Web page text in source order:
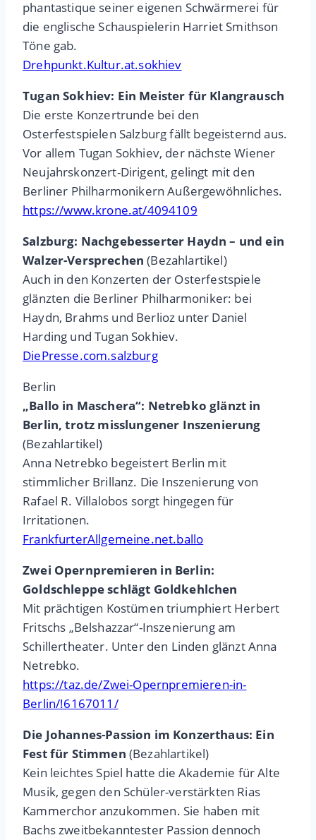
phantastique seiner eigenen Schwärmerei für
die englische Schauspielerin Harriet Smithson
Töne gab.
Drehpunkt.Kultur.at.sokhiev
Tugan Sokhiev: Ein Meister für Klangrausch
Die erste Konzertrunde bei den
Osterfestspielen Salzburg fällt begeisternd aus.
Vor allem Tugan Sokhiev, der nächste Wiener
Neujahrskonzert-Dirigent, gelingt mit den
Berliner Philharmonikern Außergewöhnliches.
https://www.krone.at/4094109
Salzburg: Nachgebesserter Haydn – und ein
Walzer-Versprechen (Bezahlartikel)
Auch in den Konzerten der Osterfestspiele
glänzten die Berliner Philharmoniker: bei
Haydn, Brahms und Berlioz unter Daniel
Harding und Tugan Sokhiev.
DiePresse.com.salzburg
Berlin
„Ballo in Maschera“: Netrebko glänzt in
Berlin, trotz misslungener Inszenierung
(Bezahlartikel)
Anna Netrebko begeistert Berlin mit
stimmlicher Brillanz. Die Inszenierung von
Rafael R. Villalobos sorgt hingegen für
Irritationen.
FrankfurterAllgemeine.net.ballo
Zwei Opernpremieren in Berlin:
Goldschleppe schlägt Goldkehlchen
Mit prächtigen Kostümen triumphiert Herbert
Fritschs „Belshazzar“-Inszenierung am
Schillertheater. Unter den Linden glänzt Anna
Netrebko.
https://taz.de/Zwei-Opernpremieren-in-
Berlin/!6167011/
Die Johannes-Passion im Konzerthaus: Ein
Fest für Stimmen (Bezahlartikel)
Kein leichtes Spiel hatte die Akademie für Alte
Musik, gegen den Schüler-verstärkten Rias
Kammerchor anzukommen. Sie haben mit
Bachs zweitbekanntester Passion dennoch